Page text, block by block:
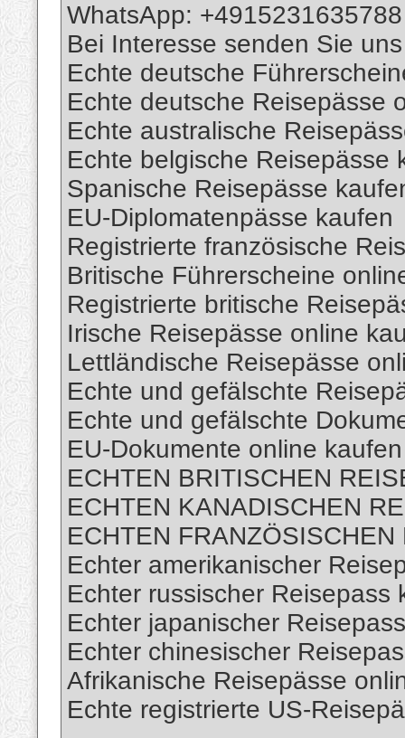
WhatsApp: +4915231635788
Bei Interesse senden Sie
Echte deutsche
Echte deutsche Reisepässe
Echte australische
Echte belgische Reisepässe
Spanische Reisepässe
EU-Diplomatenpässe kaufen
Registrierte französische
Britische Führerscheine
Registrierte britische
Irische Reisepässe online
Lettländische Reisepässe
Echte und gefälschte
Echte und gefälschte
EU-Dokumente online kaufen
ECHTEN BRITISCHEN
ECHTEN KANADISCHEN
ECHTEN
Echter amerikanischer
Echter russischer Reisepass
Echter japanischer
Echter chinesischer
Afrikanische Reisepässe
Echte registrierte US-